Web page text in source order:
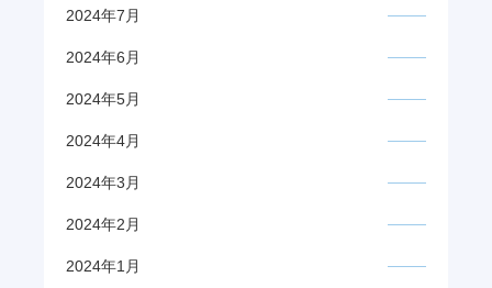
2024年7月
2024年6月
2024年5月
2024年4月
2024年3月
2024年2月
2024年1月